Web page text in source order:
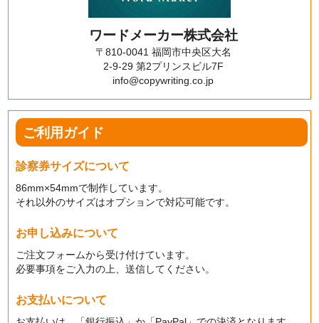
ワードメーカー株式会社
〒810-0041 福岡市中央区大名
2-9-29 第2プリンスビル7F
info@copywriting.co.jp
ご利用ガイド
診察券サイズについて
86mm×54mmで制作しています。
それ以外のサイズはオプションで対応可能です。
お申し込みについて
ご注文フォームから受け付けています。
必要事項をご入力の上、送信してください。
お支払いについて